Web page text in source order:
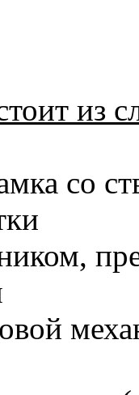
из
со